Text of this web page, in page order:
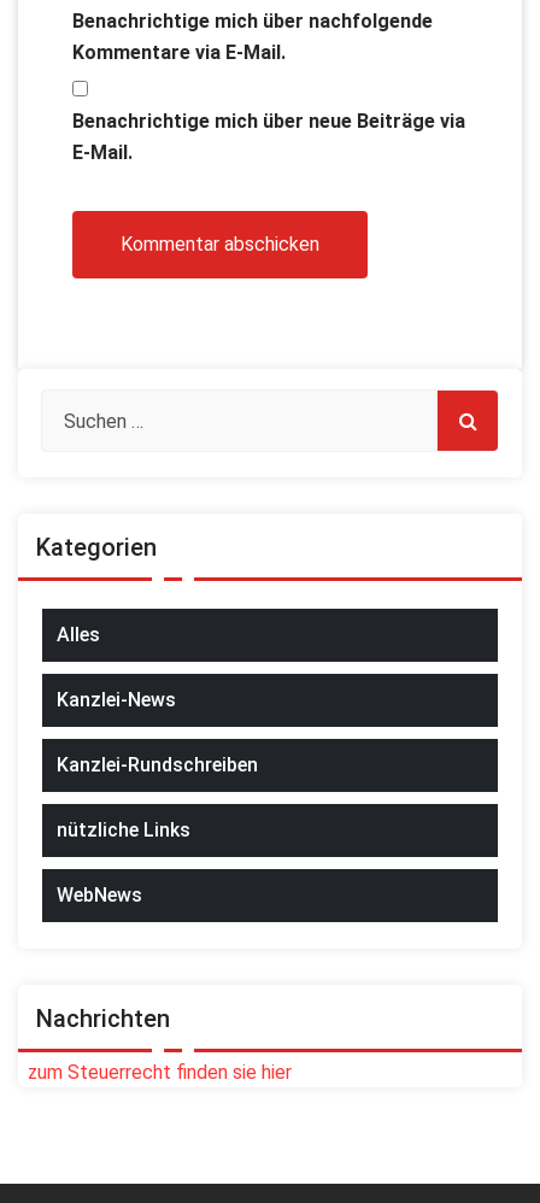
Benachrichtige mich über nachfolgende
Kommentare via E-Mail.
Benachrichtige mich über neue Beiträge via
E-Mail.
Kategorien
Alles
Kanzlei-News
Kanzlei-Rundschreiben
nützliche Links
WebNews
Nachrichten
zum Steuerrecht finden sie hier